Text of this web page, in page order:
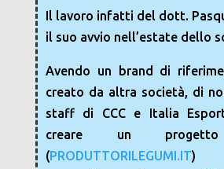
Il lavoro infatti del dott.
il suo avvio nell’estate dello
Avendo un brand di
creato da altra società, di
staff di CCC e Italia
creare un progetto
(PRODUTTORILEGUMI.IT)